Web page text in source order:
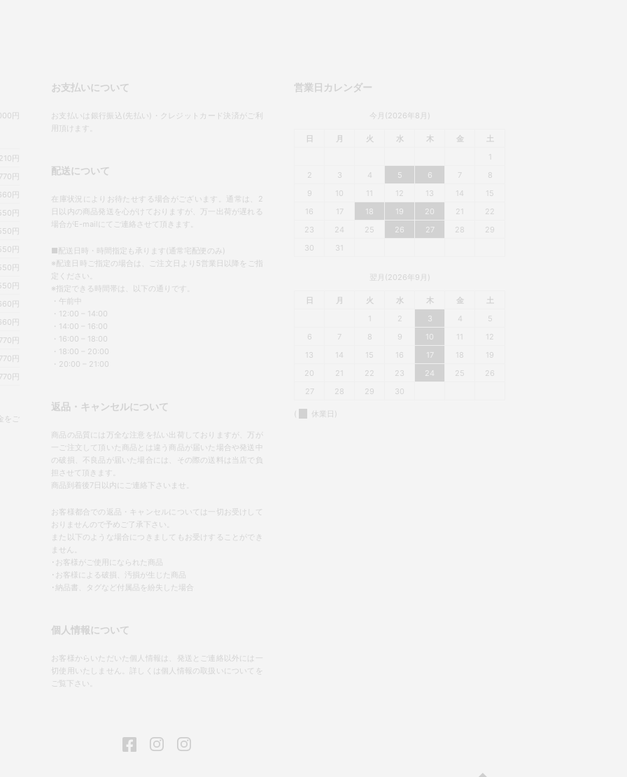
円
円
円
円
円
円
円
円
円
円
円
円
円
円
ご
お支払いについて
お支払いは銀行振込(先払い)・クレジットカード決済がご利
用頂けます。
配送について
在庫状況によりお待たせする場合がございます。通常は、2
日以内の商品発送を心がけておりますが、万一出荷が遅れる
場合がE-mailにてご連絡させて頂きます。
■配送日時・時間指定も承ります(通常宅配便のみ)
※配達日時ご指定の場合は、ご注文日より5営業日以降をご指
定ください。
※指定できる時間帯は、以下の通りです。
・午前中
・12:00 – 14:00
・14:00 – 16:00
・16:00 – 18:00
・18:00 – 20:00
・20:00 – 21:00
返品・キャンセルについて
商品の品質には万全な注意を払い出荷しておりますが、万が
一ご注文して頂いた商品とは違う商品が届いた場合や発送中
の破損、不良品が届いた場合には、その際の送料は当店で負
担させて頂きます。
商品到着後7日以内にご連絡下さいませ。
お客様都合での返品・キャンセルについては一切お受けして
おりませんので予めご了承下さい。
また以下のような場合につきましてもお受けすることができ
ません。
･お客様がご使用になられた商品
･お客様による破損、汚損が生じた商品
･納品書、タグなど付属品を紛失した場合
個人情報について
お客様からいただいた個人情報は、発送とご連絡以外には一
切使用いたしません。詳しくは個人情報の取扱いについてを
ご覧下さい。
営業日カレンダー
今月(2026年8月)
日 月 火 水 木 金
土
1
2
3 4 5 6 7
8
9
10 11 12 13 14
15
16
17 18 19 20 21
22
23
24 25 26 27 28
29
30
31
翌月(2026年9月)
日 月 火 水 木 金
土
1
2 3 4
5
6
7 8 9 10 11
12
13
14 15 16 17 18
19
20
21 22 23 24 25
26
27
28 29 30
( 休業日)